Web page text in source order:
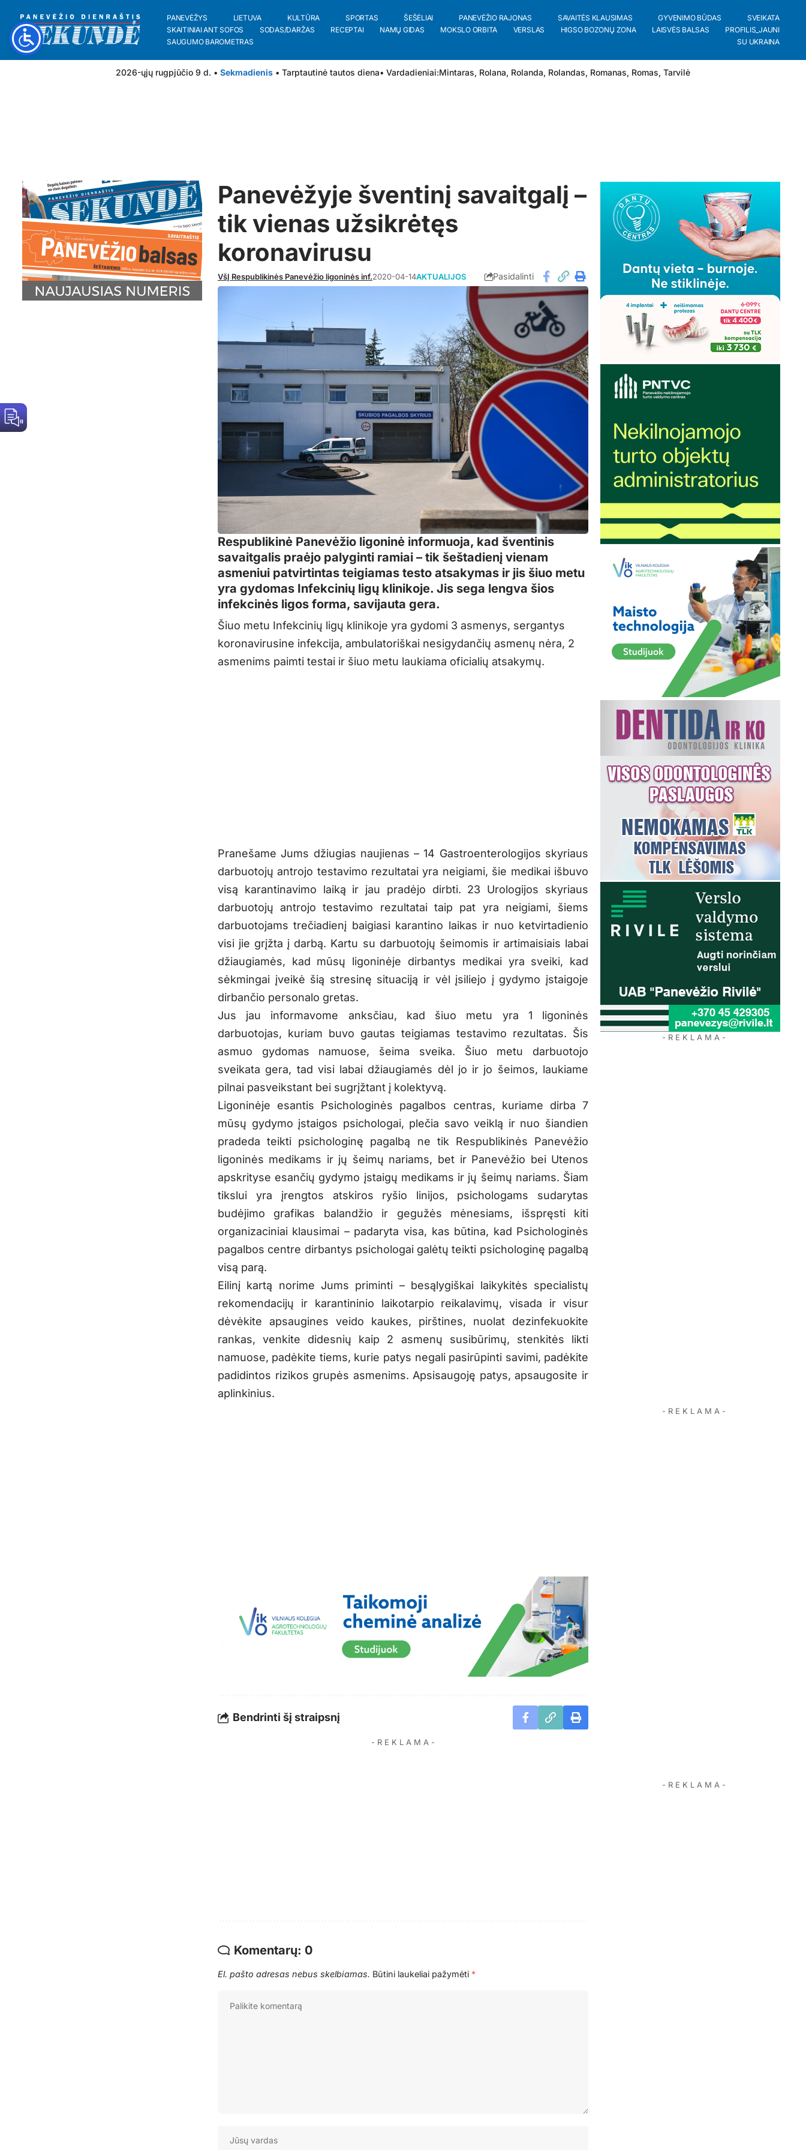
PANEVĖŽYS LIETUVA KULTŪRA SPORTAS ŠEŠĖLIAI PANEVĖŽIO RAJONAS SAVAITĖS KLAUSIMAS GYVENIMO BŪDAS
SVEIKATA
SKAITINIAI ANT SOFOS
SODAS/DARŽAS RECEPTAI NAMŲ GIDAS MOKSLO ORBITA VERSLAS HIGSO BOZONŲ ZONA LAISVĖS BALSAS
PROFILIS_JAUNI
SAUGUMO BAROMETRAS
SU UKRAINA
2026-ųjų rugpjūčio 9 d. • Sekmadienis • Tarptautinė tautos diena• Vardadieniai:Mintaras, Rolana, Rolanda, Rolandas, Romanas, Romas, Tarvilė
Panevėžyje šventinį savaitgalį –
tik vienas užsikrėtęs
koronavirusu
VšĮ Respublikinės Panevėžio ligoninės inf.2020-04-14AKTUALIJOS Pasidalinti
Respublikinė Panevėžio ligoninė informuoja, kad šventinis
savaitgalis praėjo palyginti ramiai – tik šeštadienį vienam
asmeniui patvirtintas teigiamas testo atsakymas ir jis šiuo metu
yra gydomas Infekcinių ligų klinikoje. Jis sega lengva šios
infekcinės ligos forma, savijauta gera.
Šiuo metu Infekcinių ligų klinikoje yra gydomi 3 asmenys, sergantys
koronavirusine infekcija, ambulatoriškai nesigydančių asmenų nėra, 2
asmenims paimti testai ir šiuo metu laukiama oficialių atsakymų.
Pranešame Jums džiugias naujienas – 14 Gastroenterologijos skyriaus
darbuotojų antrojo testavimo rezultatai yra neigiami, šie medikai išbuvo
visą karantinavimo laiką ir jau pradėjo dirbti. 23 Urologijos skyriaus
darbuotojų antrojo testavimo rezultatai taip pat yra neigiami, šiems
darbuotojams trečiadienį baigiasi karantino laikas ir nuo ketvirtadienio
visi jie grįžta į darbą. Kartu su darbuotojų šeimomis ir artimaisiais labai
džiaugiamės, kad mūsų ligoninėje dirbantys medikai yra sveiki, kad
sėkmingai įveikė šią stresinę situaciją ir vėl įsiliejo į gydymo įstaigoje
dirbančio personalo gretas.
Jus jau informavome anksčiau, kad šiuo metu yra 1 ligoninės
darbuotojas, kuriam buvo gautas teigiamas testavimo rezultatas. Šis
asmuo gydomas namuose, šeima sveika. Šiuo metu darbuotojo
sveikata gera, tad visi labai džiaugiamės dėl jo ir jo šeimos, laukiame
pilnai pasveikstant bei sugrįžtant į kolektyvą.
Ligoninėje esantis Psichologinės pagalbos centras, kuriame dirba 7
mūsų gydymo įstaigos psichologai, plečia savo veiklą ir nuo šiandien
pradeda teikti psichologinę pagalbą ne tik Respublikinės Panevėžio
ligoninės medikams ir jų šeimų nariams, bet ir Panevėžio bei Utenos
apskrityse esančių gydymo įstaigų medikams ir jų šeimų nariams. Šiam
tikslui yra įrengtos atskiros ryšio linijos, psichologams sudarytas
budėjimo grafikas balandžio ir gegužės mėnesiams, išspręsti kiti
organizaciniai klausimai – padaryta visa, kas būtina, kad Psichologinės
pagalbos centre dirbantys psichologai galėtų teikti psichologinę pagalbą
visą parą.
Eilinį kartą norime Jums priminti – besąlygiškai laikykitės specialistų
rekomendacijų ir karantininio laikotarpio reikalavimų, visada ir visur
dėvėkite apsaugines veido kaukes, pirštines, nuolat dezinfekuokite
rankas, venkite didesnių kaip 2 asmenų susibūrimų, stenkitės likti
namuose, padėkite tiems, kurie patys negali pasirūpinti savimi, padėkite
padidintos rizikos grupės asmenims. Apsisaugoję patys, apsaugosite ir
aplinkinius.
Bendrinti šį straipsnį
- R E K L A M A -
Komentarų: 0
El. pašto adresas nebus skelbiamas. Būtini laukeliai pažymėti *
- R E K L A M A -
- R E K L A M A -
- R E K L A M A -